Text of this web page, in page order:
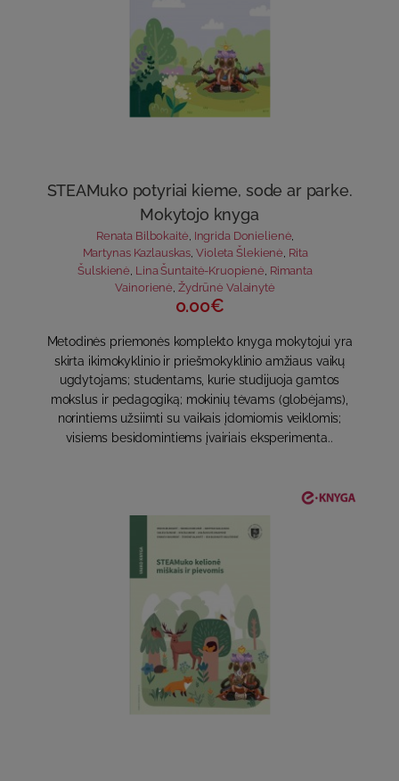
STEAMuko potyriai kieme, sode ar parke.
Mokytojo knyga
Renata Bilbokaitė Ingrida Donielienė
Martynas Kazlauskas,Violeta Šlekienė, Rita
Šulskienė Lina Šuntaitė-Kruopienė Rimanta
Vainorienė, Žydrūnė Valainytė
0.00€
Metodinės priemonės komplekto knyga mokytojui yra
skirta ikimokyklinio ir priešmokyklinio amžiaus vaikų
ugdytojams; studentams, kurie studijuoja gamtos
mokslus ir pedagogiką; mokinių tėvams (globėjams),
norintiems užsiimti su vaikais įdomiomis veiklomis;
visiems besidomintiems įvairiais eksperimenta..